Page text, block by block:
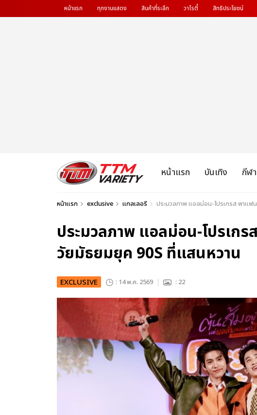
หน้าแรก ทุกงานแสดง สินค้าที่ระลึก วาไรตี้ สิทธิประโยชน์
หน้าแรก บันเทิง กีฬา
หน้าแรก exclusive แกลเลอรี ประมวลภาพ แอลม่อน-โปรเกรส พาแ
ประมวลภาพ แอลม่อน-โปรเก
วัยมัธยมยุค 90S ที่แสนหวาน
EXCLUSIVE : 14 พ.ค. 2569 : 22